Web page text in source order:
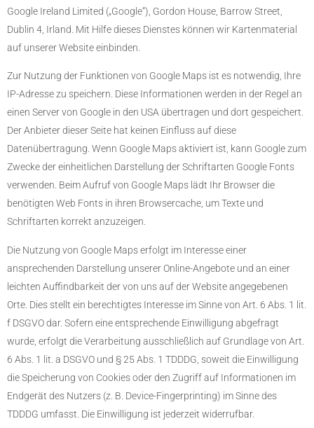
Google Ireland Limited („Google“), Gordon House, Barrow Street,
Dublin 4, Irland. Mit Hilfe dieses Dienstes können wir Kartenmaterial
auf unserer Website einbinden.
Zur Nutzung der Funktionen von Google Maps ist es notwendig, Ihre
IP-Adresse zu speichern. Diese Informationen werden in der Regel an
einen Server von Google in den USA übertragen und dort gespeichert.
Der Anbieter dieser Seite hat keinen Einfluss auf diese
Datenübertragung. Wenn Google Maps aktiviert ist, kann Google zum
Zwecke der einheitlichen Darstellung der Schriftarten Google Fonts
verwenden. Beim Aufruf von Google Maps lädt Ihr Browser die
benötigten Web Fonts in ihren Browsercache, um Texte und
Schriftarten korrekt anzuzeigen.
Die Nutzung von Google Maps erfolgt im Interesse einer
ansprechenden Darstellung unserer Online-Angebote und an einer
leichten Auffindbarkeit der von uns auf der Website angegebenen
Orte. Dies stellt ein berechtigtes Interesse im Sinne von Art. 6 Abs. 1 lit.
f DSGVO dar. Sofern eine entsprechende Einwilligung abgefragt
wurde, erfolgt die Verarbeitung ausschließlich auf Grundlage von Art.
6 Abs. 1 lit. a DSGVO und § 25 Abs. 1 TDDDG, soweit die Einwilligung
die Speicherung von Cookies oder den Zugriff auf Informationen im
Endgerät des Nutzers (z. B. Device-Fingerprinting) im Sinne des
TDDDG umfasst. Die Einwilligung ist jederzeit widerrufbar.